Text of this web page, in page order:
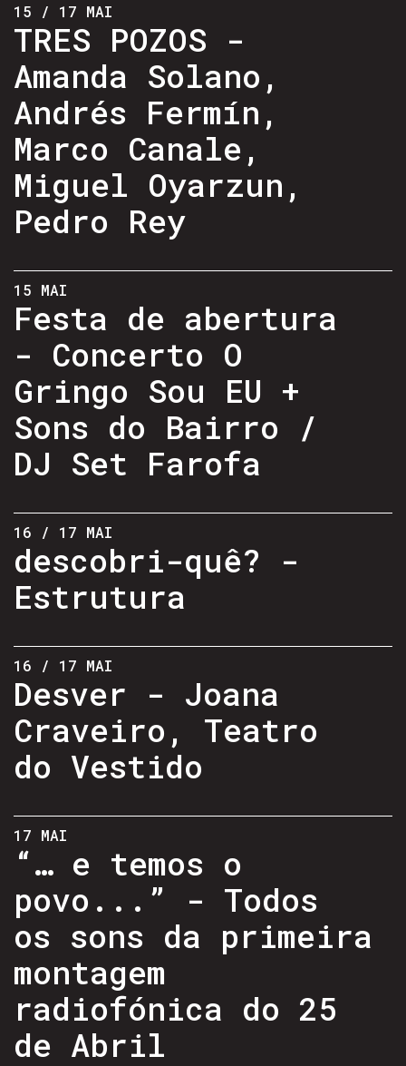
15 / 17 MAI
TRES POZOS -
Amanda Solano,
Andrés Fermín,
Marco Canale,
Miguel Oyarzun,
Pedro Rey
15 MAI
Festa de abertura
- Concerto O
Gringo Sou EU +
Sons do Bairro /
DJ Set Farofa
16 / 17 MAI
descobri-quê? -
Estrutura
16 / 17 MAI
Desver - Joana
Craveiro, Teatro
do Vestido
17 MAI
“… e temos o
povo...” - Todos
os sons da primeira
montagem
radiofónica do 25
de Abril